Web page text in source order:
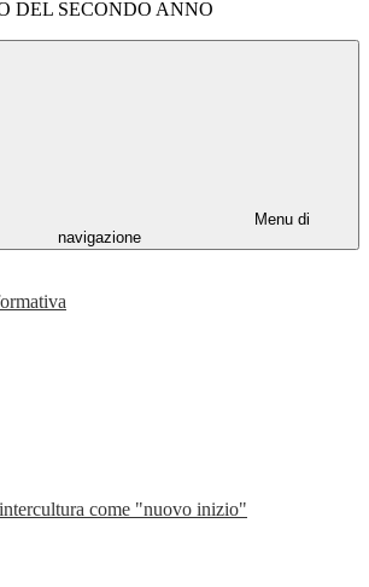
DEL SECONDO ANNO
Menu di
navigazione
come "nuovo inizio"